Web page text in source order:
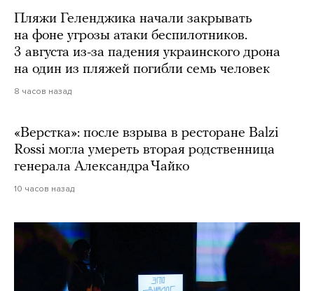
Пляжи Геленджика начали закрывать
на фоне угрозы атаки беспилотников.
3 августа из-за падения украинского дрона
на один из пляжей погибли семь человек
8 часов назад
«Верстка»: после взрыва в ресторане Balzi
Rossi могла умереть вторая родственница
генерала Александра Чайко
10 часов назад